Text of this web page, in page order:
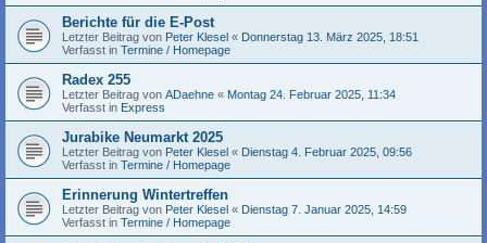
Berichte für die E-Post
Letzter Beitrag von Peter Klesel « Donnerstag 13. März 2025, 18:51
Verfasst in Termine / Homepage
Radex 255
Letzter Beitrag von ADaehne « Montag 24. Februar 2025, 11:34
Verfasst in Express
Jurabike Neumarkt 2025
Letzter Beitrag von Peter Klesel « Dienstag 4. Februar 2025, 09:56
Verfasst in Termine / Homepage
Erinnerung Wintertreffen
Letzter Beitrag von Peter Klesel « Dienstag 7. Januar 2025, 14:59
Verfasst in Termine / Homepage